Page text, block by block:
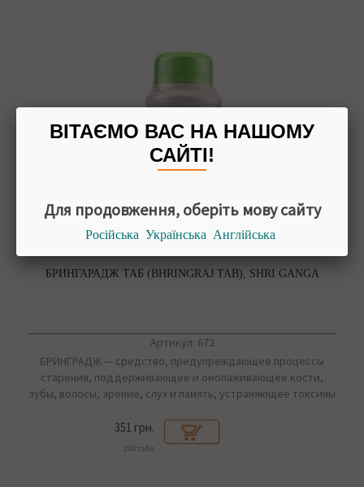
БРИНГАРАДЖ ТАБ (BHRINGRAJ TAB), SHRI GANGA
Артикул: 672
БРИНГРАДЖ — средство, предупреждающее процессы
старения, поддерживающее и омолаживающее кости,
зубы, волосы, зрение, слух и память, устраняющее токсины
351 грн.
200 табл
ВІТАЄМО ВАС НА НАШОМУ
САЙТІ!
Для продовження, оберіть мову сайту
Російська Українська Англійська